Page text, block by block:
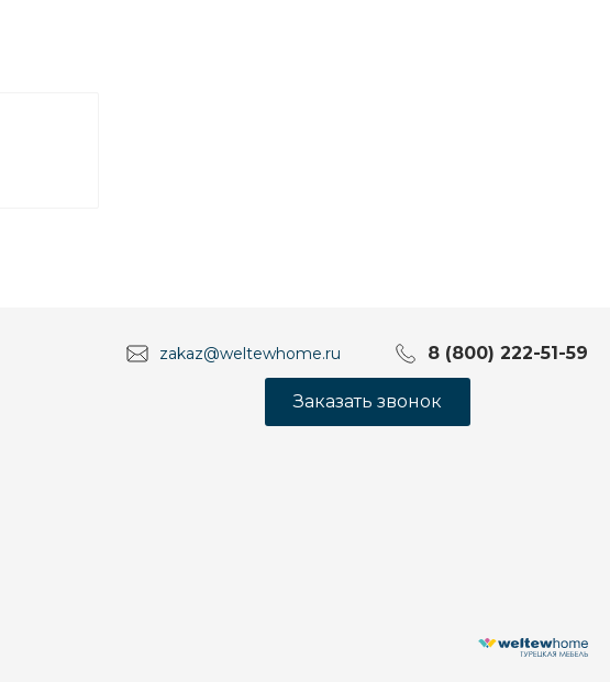
zakaz@weltewhome.ru 8 (800) 222-51-59
Заказать звонок